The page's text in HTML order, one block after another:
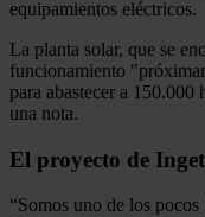
equipamientos eléctricos.
La planta solar, que se
funcionamiento
para abastecer a 150.000
una nota.
El proyecto de
“Somos uno de los